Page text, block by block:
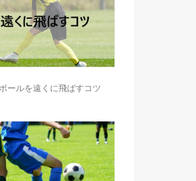
ールを遠くに飛ばすコツ